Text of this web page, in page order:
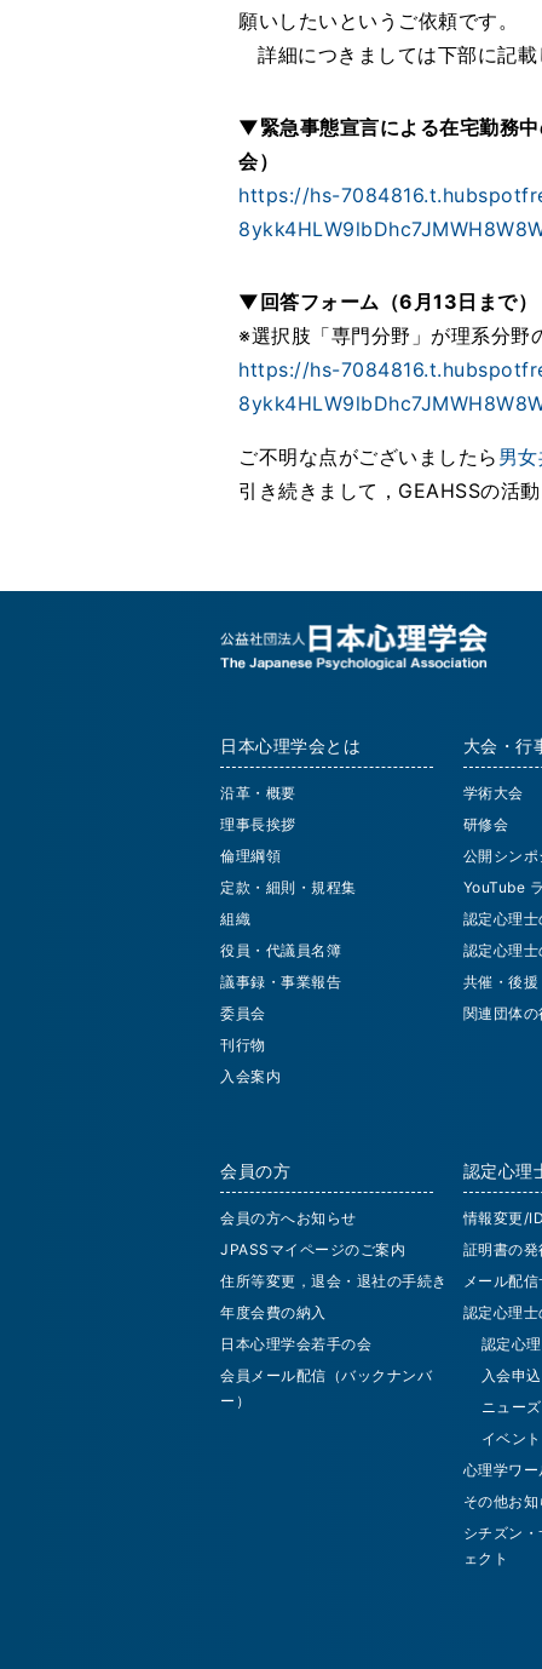
願いしたいというご依頼です。
詳細につきましては下部に記
▼緊急事態宣言による在宅勤務
会）
https://hs-
▼回答フォーム（6月13日まで）
※選択肢「専門分野」が理系分野
https://hs-
ご不明な点がございましたら 男
引き続きまして，GEAHSSの活
日本心理学会とは
沿革・概要
理事長挨拶
倫理綱領
定款・細則・規程集
組織
役員・代議員名簿
議事録・事業報告
委員会
刊行物
入会案内
大会・行
学術大会
研修会
公開シン
YouTube
認定心理
認定心理
共催・後
関連団体
会員の方
会員の方へお知らせ
JPASSマイページのご案内
住所等変更，退会・退社の手続き
年度会費の納入
日本心理学会若手の会
会員メール配信（バックナンバ
ー）
認定心理
情報変更/
証明書の
メール配
認定心理
認定心
入会申
ニュー
イベント
心理学ワ
その他お
シチズン
ェクト